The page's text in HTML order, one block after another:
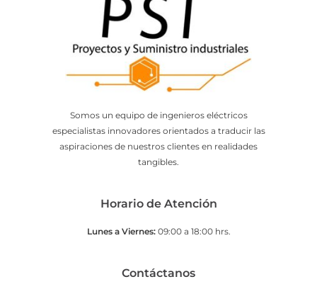
Somos un equipo de ingenieros eléctricos
especialistas innovadores orientados a traducir las
aspiraciones de nuestros clientes en realidades
tangibles.
Horario de Atención
Lunes a Viernes:09:00 a 18:00 hrs.
Contáctanos​